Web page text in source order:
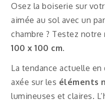
Osez la boiserie sur
aimée au sol avec un
chambre ? Testez notre
100 x 100 cm.
La tendance actuelle
axée sur les éléments
lumineuses et claires.